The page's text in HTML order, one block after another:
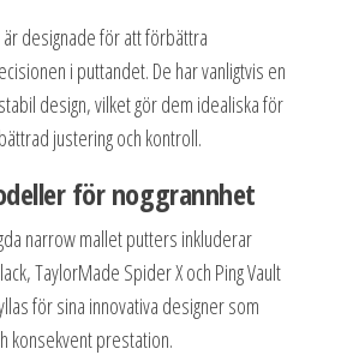
designade för att förbättra
i puttandet. De har vanligtvis en
design, vilket gör dem idealiska för
justering och kontroll.
för noggrannhet
narrow mallet putters inkluderar
TaylorMade Spider X och Ping Vault
för sina innovativa designer som
konsekvent prestation.